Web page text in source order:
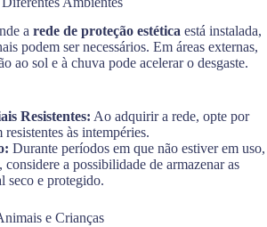
a rede de proteção estética está instalada,
podem ser necessários. Em áreas externas,
ao sol e à chuva pode acelerar o desgaste.
Resistentes: Ao adquirir a rede, opte por
resistentes às intempéries.
Durante períodos em que não estiver em uso,
a possibilidade de armazenar as
seco e protegido.
e Crianças